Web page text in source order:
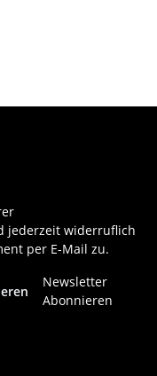
jederzeit widerruflich
per E-Mail zu.
Newsletter
Abonnieren